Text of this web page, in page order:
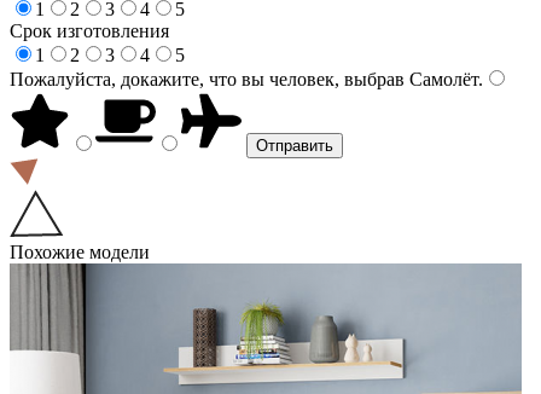
1
2 3 4
5
Срок изготовления
1
2 3 4
5
Пожалуйста, докажите, что вы человек, выбрав Самолёт.
Похожие модели